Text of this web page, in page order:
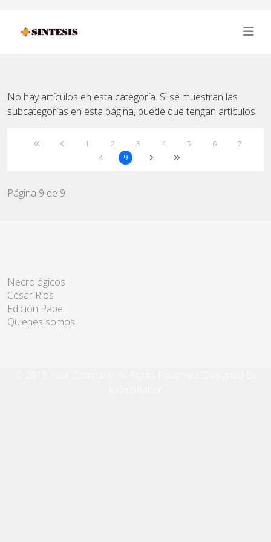
No hay artículos en esta categoría. Si se muestran las
subcategorías en esta página, puede que tengan artículos.
1 2 3 4 5 6
7
8
9
Página 9 de 9
Necrológicos
César Ríos
Edición Papel
Quienes somos